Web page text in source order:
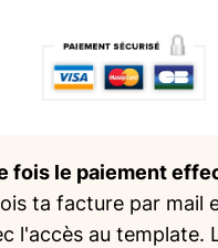
fois le paiement
ta facture par mail
l'accès au template.